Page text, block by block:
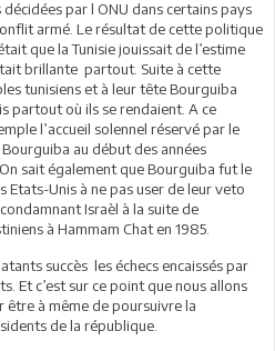
par l ONU dans certains pays
armé. Le résultat de cette politique
que la Tunisie jouissait de l’estime
brillante partout. Suite à cette
tunisiens et à leur tête Bourguiba
partout où ils se rendaient. A ce
l’accueil solennel réservé par le
au début des années
sait également que Bourguiba fut le
Etats-Unis à ne pas user de leur veto
Israèl à la suite de
à Hammam Chat en 1985.
succès les échecs encaissés par
Et c’est sur ce point que nous allons
à même de poursuivre la
de la république.